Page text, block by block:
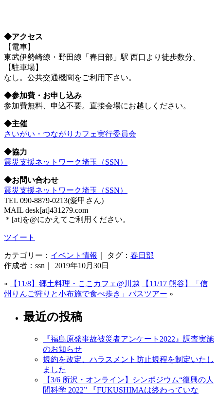
◆アクセス
【電車】
東武伊勢崎線・野田線「春日部」駅 西口より徒歩数分。
【駐車場】
なし。公共交通機関をご利用下さい。
◆参加費・お申し込み
参加費無料、申込不要。直接会場にお越しください。
◆主催
さいがい・つながりカフェ実行委員会
◆協力
震災支援ネットワーク埼玉（SSN）
◆お問い合わせ
震災支援ネットワーク埼玉（SSN）
TEL 090-8879-0213(愛甲さん)
MAIL desk[at]431279.com
＊[at]を@にかえてご利用ください。
ツイート
カテゴリー： イベント情報 ｜ タグ： 春日部
作成者：ssn｜ 2019年10月30日
« 【11/8】郷土料理・ここカフェ@川越
【11/17 熊谷】「信
州りんご狩りと小布施で食べ歩き」バスツアー »
最近の投稿
『福島原発事故被災者アンケート2022』調査実施
のお知らせ
規約を改定、ハラスメント防止規程を制定いたし
ました
【3/6 所沢・オンライン】シンポジウム“復興の人
間科学 2022” 『FUKUSHIMAは終わっていな